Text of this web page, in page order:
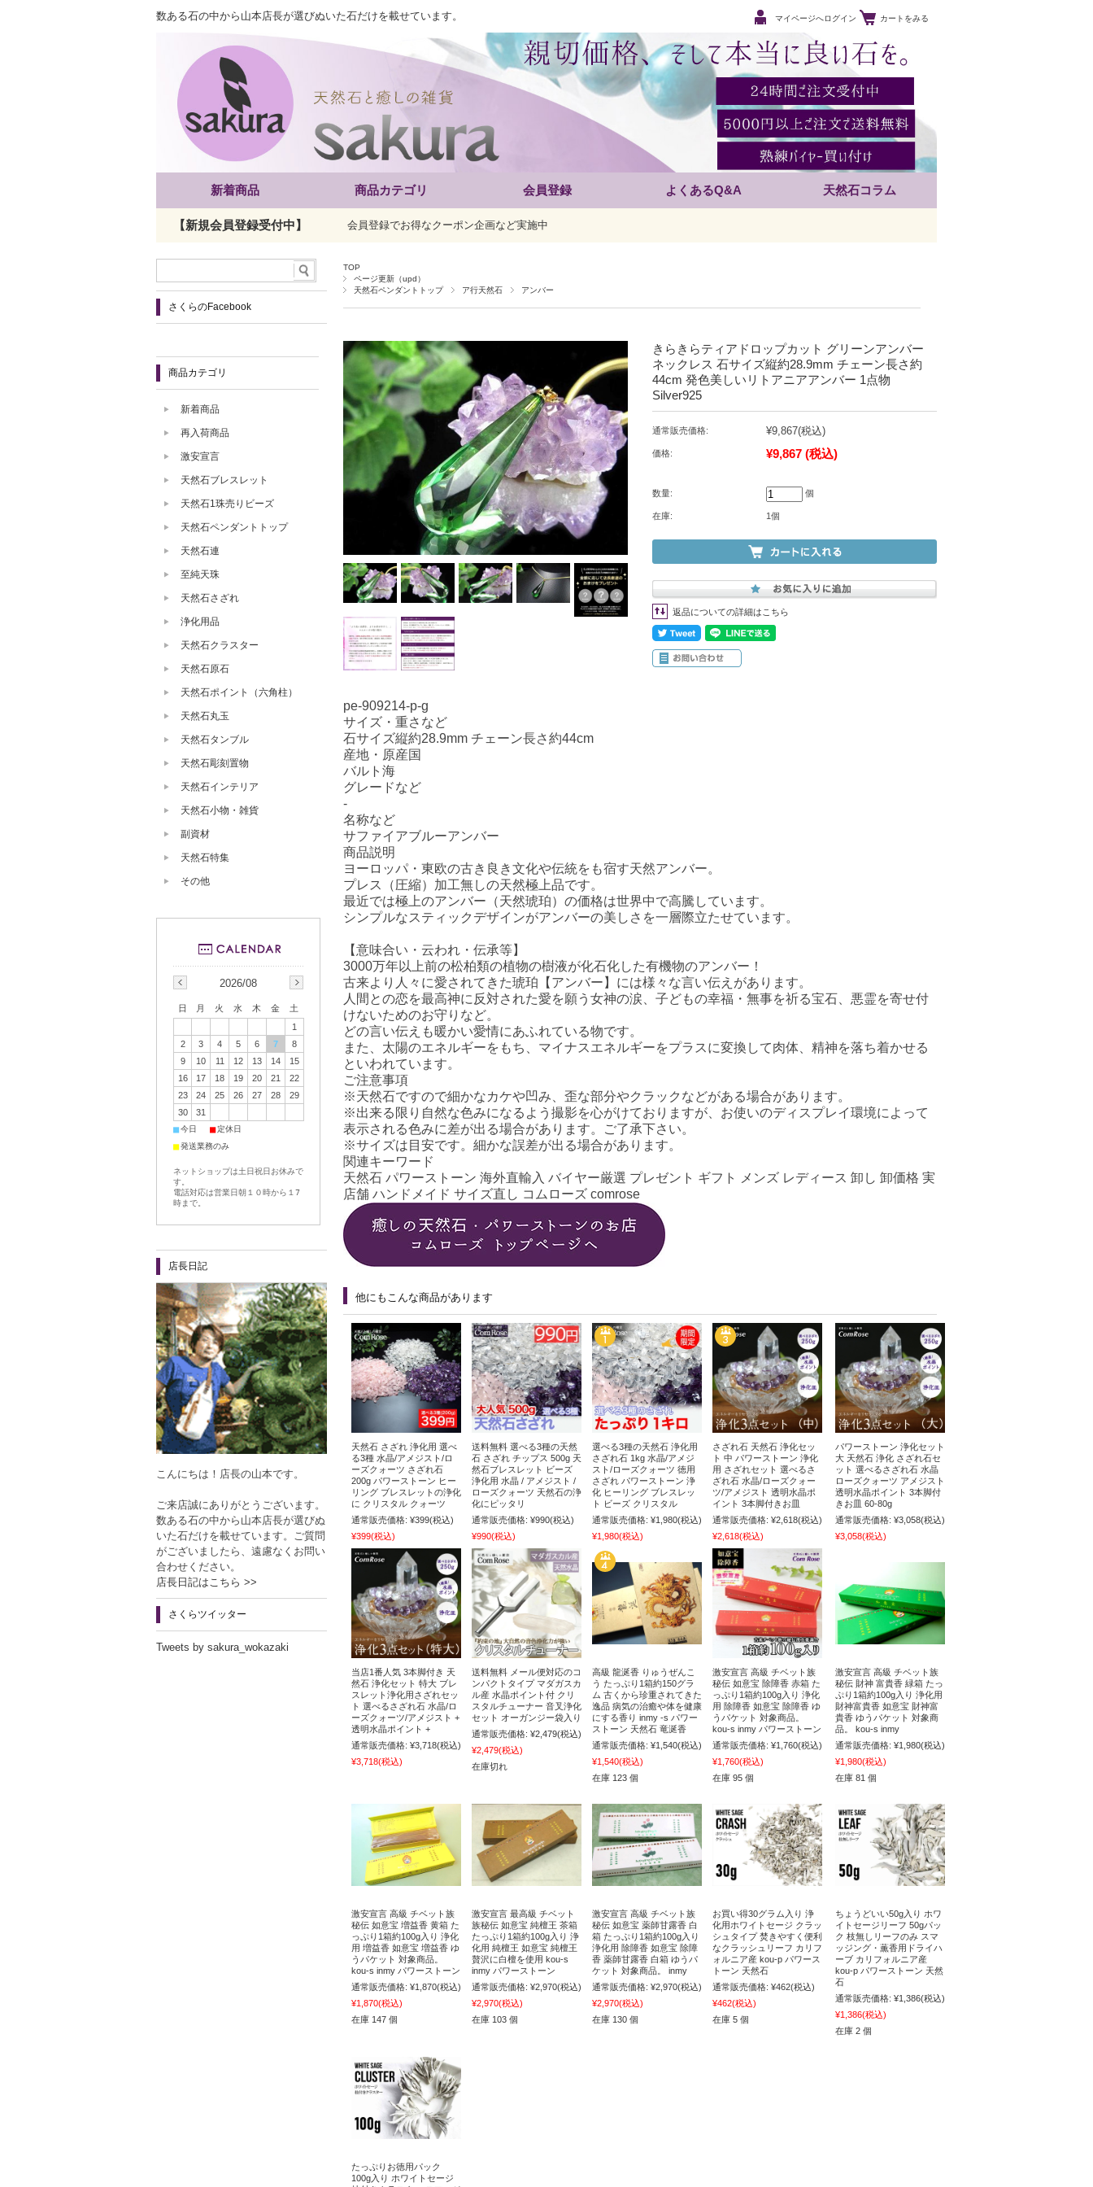
数ある石の中から山本店長が選びぬいた石だけを載せています。 マイページへログイン カートをみる
新着商品 商品カテゴリ 会員登録 よくあるQ&A 天然石コラム
【新規会員登録受付中】 会員登録でお得なクーポン企画など実施中
TOP
ページ更新（upd）
天然石ペンダントトップ
ア行天然石 アンバー
きらきらティアドロップカット グリーンアンバー
ネックレス 石サイズ縦約28.9mm チェーン長さ約
44cm 発色美しいリトアニアアンバー 1点物
Silver925
通常販売価格: ¥9,867(税込)
価格: ¥9,867 (税込)
数量: 個
在庫: 1個
返品についての詳細はこちら
pe-909214-p-g
サイズ・重さなど
石サイズ縦約28.9mm チェーン長さ約44cm
産地・原産国
バルト海
グレードなど
-
名称など
サファイアブルーアンバー
商品説明
ヨーロッパ・東欧の古き良き文化や伝統をも宿す天然アンバー。
プレス（圧縮）加工無しの天然極上品です。
最近では極上のアンバー（天然琥珀）の価格は世界中で高騰しています。
シンプルなスティックデザインがアンバーの美しさを一層際立たせています。
【意味合い・云われ・伝承等】
3000万年以上前の松柏類の植物の樹液が化石化した有機物のアンバー！
古来より人々に愛されてきた琥珀【アンバー】には様々な言い伝えがあります。
人間との恋を最高神に反対された愛を願う女神の涙、子どもの幸福・無事を祈る宝石、悪霊を寄せ付
けないためのお守りなど。
どの言い伝えも暖かい愛情にあふれている物です。
また、太陽のエネルギーをもち、マイナスエネルギーをプラスに変換して肉体、精神を落ち着かせる
といわれています。
ご注意事項
※天然石ですので細かなカケや凹み、歪な部分やクラックなどがある場合があります。
※出来る限り自然な色みになるよう撮影を心がけておりますが、お使いのディスプレイ環境によって
表示される色みに差が出る場合があります。ご了承下さい。
※サイズは目安です。細かな誤差が出る場合があります。
関連キーワード
天然石 パワーストーン 海外直輸入 バイヤー厳選 プレゼント ギフト メンズ レディース 卸し 卸価格 実
店舗 ハンドメイド サイズ直し コムローズ comrose
他にもこんな商品があります
天然石 さざれ 浄化用 選べ
る3種 水晶/アメジスト/ロ
ーズクォーツ さざれ石
200g パワーストーン ヒー
リング ブレスレットの浄化
に クリスタル クォーツ
通常販売価格: ¥399(税込)
¥399(税込)
送料無料 選べる3種の天然
石 さざれ チップス 500g 天
然石ブレスレット ビーズ
浄化用 水晶 / アメジスト /
ローズクォーツ 天然石の浄
化にピッタリ
通常販売価格: ¥990(税込)
¥990(税込)
選べる3種の天然石 浄化用
さざれ石 1kg 水晶/アメジ
スト/ローズクォーツ 徳用
さざれ パワーストーン 浄
化 ヒーリング ブレスレッ
ト ビーズ クリスタル
通常販売価格: ¥1,980(税込)
¥1,980(税込)
さざれ石 天然石 浄化セッ
ト 中 パワーストーン 浄化
用 さざれセット 選べるさ
ざれ石 水晶/ローズクォー
ツ/アメジスト 透明水晶ポ
イント 3本脚付きお皿
通常販売価格: ¥2,618(税込)
¥2,618(税込)
パワーストーン 浄化セット
大 天然石 浄化 さざれ石セ
ット 選べるさざれ石 水晶
ローズクォーツ アメジスト
透明水晶ポイント 3本脚付
きお皿 60-80g
通常販売価格: ¥3,058(税込)
¥3,058(税込)
当店1番人気 3本脚付き 天
然石 浄化セット 特大 ブレ
スレット浄化用さざれセッ
ト 選べるさざれ石 水晶/ロ
ーズクォーツ/アメジスト +
透明水晶ポイント +
通常販売価格: ¥3,718(税込)
¥3,718(税込)
送料無料 メール便対応のコ
ンパクトタイプ マダガスカ
ル産 水晶ポイント付 クリ
スタルチューナー 音叉浄化
セット オーガンジー袋入り
通常販売価格: ¥2,479(税込)
¥2,479(税込)
在庫切れ
高級 龍涎香 りゅうぜんこ
う たっぷり1箱約150グラ
ム 古くから珍重されてきた
逸品 病気の治癒や体を健康
にする香り inmy -s パワー
ストーン 天然石 竜涎香
通常販売価格: ¥1,540(税込)
¥1,540(税込)
在庫 123 個
激安宣言 高級 チベット族
秘伝 如意宝 除障香 赤箱 た
っぷり1箱約100g入り 浄化
用 除障香 如意宝 除障香 ゆ
うパケット 対象商品。
kou-s inmy パワーストーン
通常販売価格: ¥1,760(税込)
¥1,760(税込)
在庫 95 個
激安宣言 高級 チベット族
秘伝 財神 富貴香 緑箱 たっ
ぷり1箱約100g入り 浄化用
財神富貴香 如意宝 財神富
貴香 ゆうパケット 対象商
品。 kou-s inmy
通常販売価格: ¥1,980(税込)
¥1,980(税込)
在庫 81 個
激安宣言 高級 チベット族
秘伝 如意宝 増益香 黄箱 た
っぷり1箱約100g入り 浄化
用 増益香 如意宝 増益香 ゆ
うパケット 対象商品。
kou-s inmy パワーストーン
通常販売価格: ¥1,870(税込)
¥1,870(税込)
在庫 147 個
激安宣言 最高級 チベット
族秘伝 如意宝 純檀王 茶箱
たっぷり1箱約100g入り 浄
化用 純檀王 如意宝 純檀王
贅沢に白檀を使用 kou-s
inmy パワーストーン
通常販売価格: ¥2,970(税込)
¥2,970(税込)
在庫 103 個
激安宣言 高級 チベット族
秘伝 如意宝 薬師甘露香 白
箱 たっぷり1箱約100g入り
浄化用 除障香 如意宝 除障
香 薬師甘露香 白箱 ゆうパ
ケット 対象商品。 inmy
通常販売価格: ¥2,970(税込)
¥2,970(税込)
在庫 130 個
お買い得30グラム入り 浄
化用ホワイトセージ クラッ
シュタイプ 焚きやすく便利
なクラッシュリーフ カリフ
ォルニア産 kou-p パワース
トーン 天然石
通常販売価格: ¥462(税込)
¥462(税込)
在庫 5 個
ちょうどいい50g入り ホワ
イトセージリーフ 50gパッ
ク 枝無しリーフのみ スマ
ッジング・薫香用ドライハ
ーブ カリフォルニア産
kou-p パワーストーン 天然
石
通常販売価格: ¥1,386(税込)
¥1,386(税込)
在庫 2 個
たっぷりお徳用パック
100g入り ホワイトセージ
さくらのFacebook
商品カテゴリ
新着商品
再入荷商品
激安宣言
天然石ブレスレット
天然石1珠売りビーズ
天然石ペンダントトップ
天然石連
至純天珠
天然石さざれ
浄化用品
天然石クラスター
天然石原石
天然石ポイント（六角柱）
天然石丸玉
天然石タンブル
天然石彫刻置物
天然石インテリア
天然石小物・雑貨
副資材
天然石特集
その他
2026/08
日 月 火 水 木 金
土
1
2
3 4 5 6 7
8
9
10 11 12 13 14
15
16
17 18 19 20 21
22
23
24 25 26 27 28
29
30
31
■今日 ■定休日
■発送業務のみ
ネットショップは土日祝日お休みで
す。
電話対応は営業日朝１０時から１7
時まで。
店長日記
こんにちは！店長の山本です。
ご来店誠にありがとうございます。
数ある石の中から山本店長が選びぬ
いた石だけを載せています。ご質問
がございましたら、遠慮なくお問い
合わせください。
店長日記はこちら >>
さくらツイッター
Tweets by sakura_wokazaki